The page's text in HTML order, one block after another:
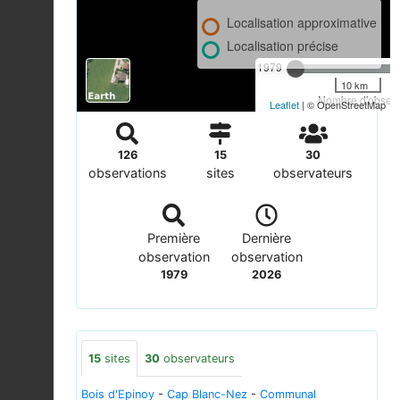
1979
Nombre
Localisation approximative
Localisation précise
10 km
Leaflet | © OpenStreetMap
126
observations
15
sites
30
observateurs
Première
observation
1979
Dernière
observation
2026
15 sites 30 observateurs
Bois d'Epinoy - Cap Blanc-Nez - Communal